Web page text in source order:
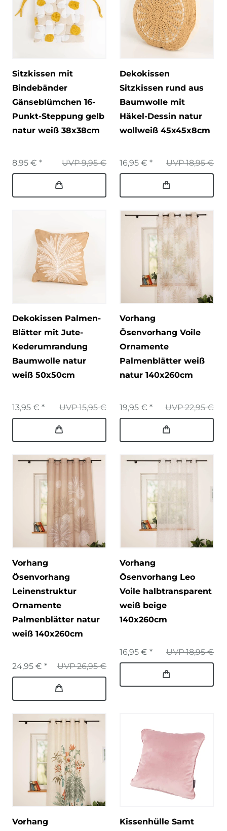
Sitzkissen mit
Bindebänder
Gänseblümchen 16-
Punkt-Steppung gelb
natur weiß 38x38cm
UVP 9,95 €
8,95 € *
Dekokissen
Sitzkissen rund aus
Baumwolle mit
Häkel-Dessin natur
wollweiß 45x45x8cm
UVP 18,95 €
16,95 € *
Dekokissen Palmen-
Blätter mit Jute-
Kederumrandung
Baumwolle natur
weiß 50x50cm
UVP 15,95 €
13,95 € *
Vorhang
Ösenvorhang Voile
Ornamente
Palmenblätter weiß
natur 140x260cm
UVP 22,95 €
19,95 € *
Vorhang
Ösenvorhang
Leinenstruktur
Ornamente
Palmenblätter natur
weiß 140x260cm
UVP 26,95 €
24,95 € *
Vorhang
Ösenvorhang Leo
Voile halbtransparent
weiß beige
140x260cm
UVP 18,95 €
16,95 € *
Vorhang
Kissenhülle Samt